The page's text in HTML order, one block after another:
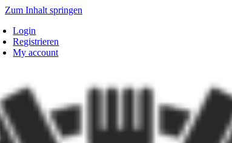
Zum Inhalt springen
Login
Registrieren
My account